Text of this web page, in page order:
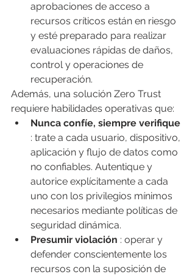
aprobaciones de acceso a
recursos críticos están en riesgo
y esté preparado para realizar
evaluaciones rápidas de daños,
control y operaciones de
recuperación.
Además, una solución Zero Trust
requiere habilidades operativas que:
Nunca confíe, siempre verifique
: trate a cada usuario, dispositivo,
aplicación y flujo de datos como
no confiables. Autentique y
autorice explícitamente a cada
uno con los privilegios mínimos
necesarios mediante políticas de
seguridad dinámica.
Presumir violación : operar y
defender conscientemente los
recursos con la suposición de